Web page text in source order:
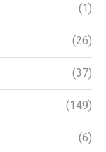
(1)
(26)
(37)
(149)
(6)